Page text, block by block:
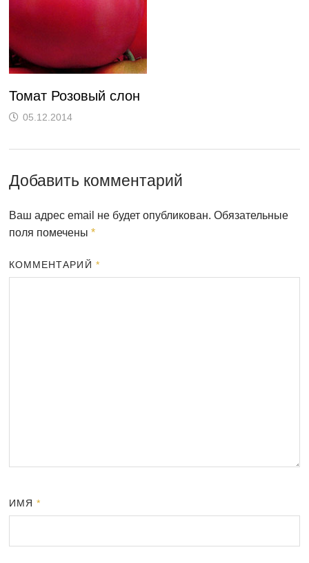
Томат Розовый слон
05.12.2014
Добавить комментарий
Ваш адрес email не будет опубликован. Обязательные
поля помечены *
КОММЕНТАРИЙ *
ИМЯ*